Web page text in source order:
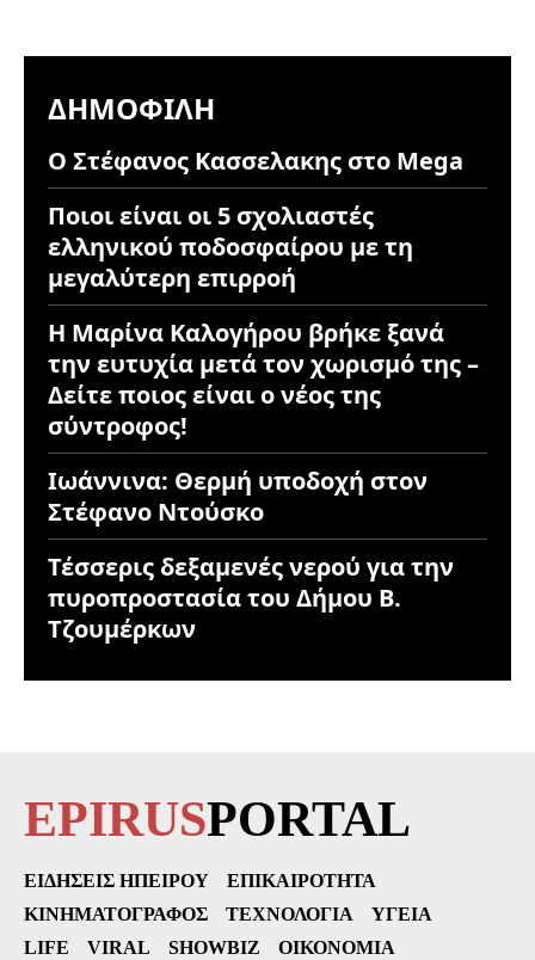
ΔΗΜΟΦΙΛΉ
Ο Στέφανος Κασσελακης στο Mega
Ποιοι είναι οι 5 σχολιαστές
ελληνικού ποδοσφαίρου με τη
μεγαλύτερη επιρροή
Η Μαρίνα Καλογήρου βρήκε ξανά
την ευτυχία μετά τον χωρισμό της –
Δείτε ποιος είναι ο νέος της
σύντροφος!
Ιωάννινα: Θερμή υποδοχή στον
Στέφανο Ντούσκο
Τέσσερις δεξαμενές νερού για την
πυροπροστασία του Δήμου Β.
Τζουμέρκων
EPIRUSPORTAL
ΕΙΔΉΣΕΙΣ ΗΠΕΊΡΟΥ
ΕΠΙΚΑΙΡΌΤΗΤΑ
ΚΙΝΗΜΑΤΟΓΡΆΦΟΣ
ΤΕΧΝΟΛΟΓΊΑ
ΥΓΕΊΑ
LIFE
VIRAL SHOWBIZ
ΟΙΚΟΝΟΜΊΑ